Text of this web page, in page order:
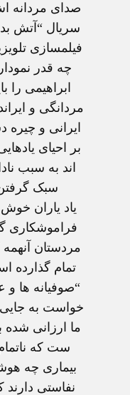
صدای مردانه
سريال “آتش
چه قدر
ابراهيمی
مردانگی و
ايرانی و
بر احيای
اند به سبب
سبک
ياد ياران
فراموشکاری
مردستان
تمام
“صوفيانه ها و
خواست به
ما ارزانی شده
ست که
بيماری چه
نفاستی